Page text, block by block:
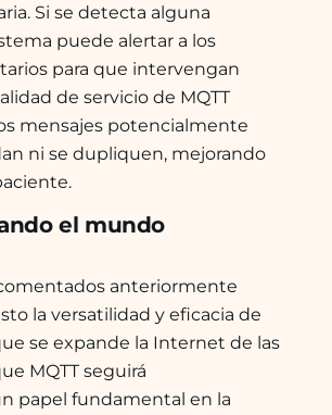
Si se detecta alguna
puede alertar a los
para que intervengan
de servicio de MQTT
mensajes potencialmente
ni se dupliquen, mejorando
el mundo
anteriormente
la versatilidad y eficacia de
se expande la Internet de las
MQTT seguirá
papel fundamental en la